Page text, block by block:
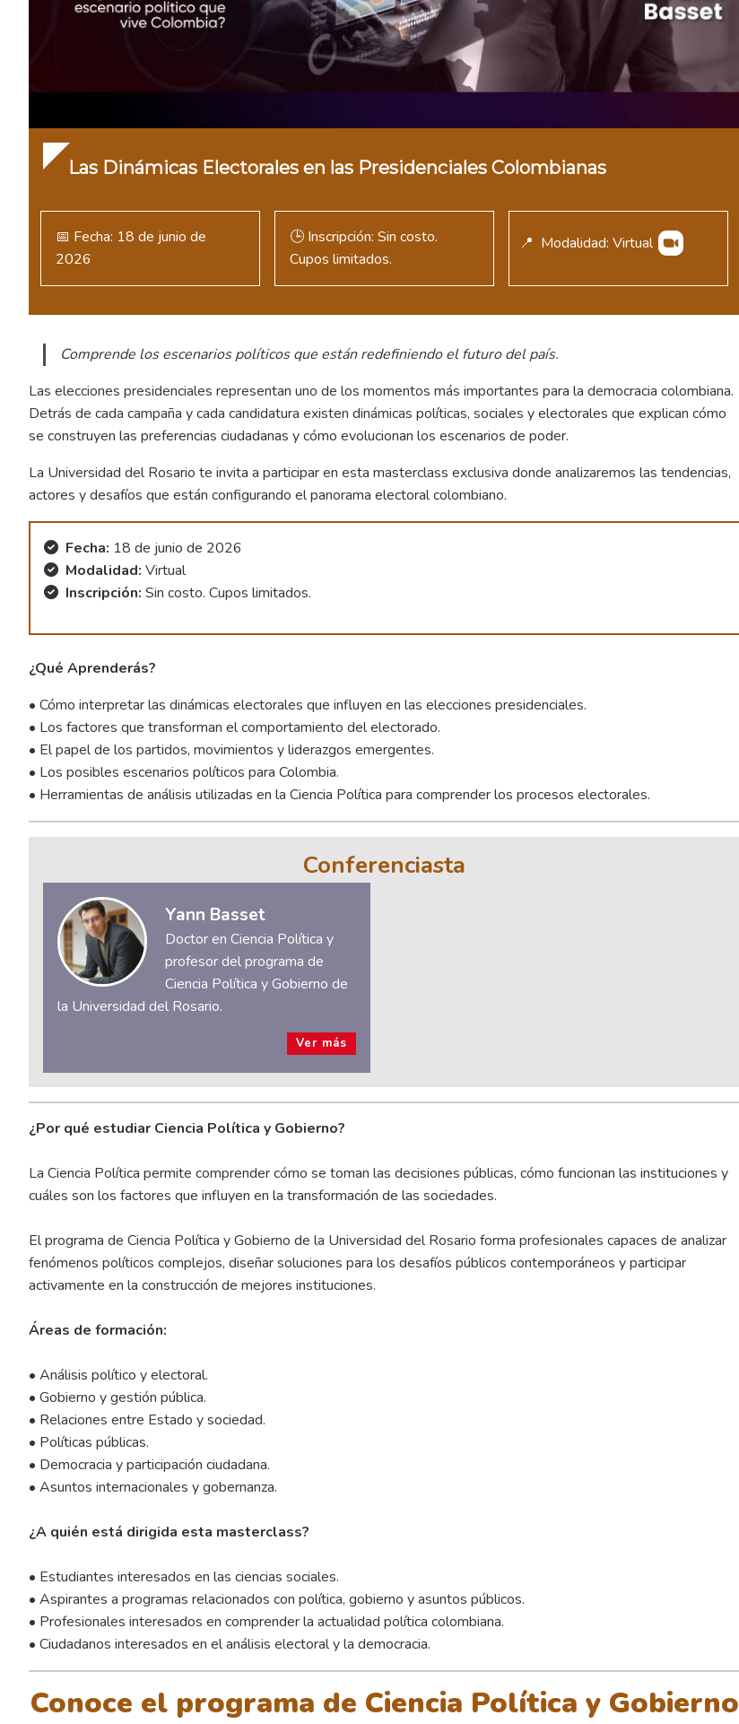
Las Dinámicas Electorales en las Presidenciales Colombianas
📅 Fecha: 18 de junio de
2026
🕒 Inscripción: Sin costo.
Cupos limitados.
📍 Modalidad: Virtual
Comprende los escenarios políticos que están redefiniendo el futuro del país.
Las elecciones presidenciales representan uno de los momentos más importantes para la democracia colombiana.
Detrás de cada campaña y cada candidatura existen dinámicas políticas, sociales y electorales que explican cómo
se construyen las preferencias ciudadanas y cómo evolucionan los escenarios de poder.
La Universidad del Rosario te invita a participar en esta masterclass exclusiva donde analizaremos las tendencias,
actores y desafíos que están configurando el panorama electoral colombiano.
Fecha: 18 de junio de 2026
Modalidad: Virtual
Inscripción:Sin costo. Cupos limitados.
¿Qué Aprenderás?
• Cómo interpretar las dinámicas electorales que influyen en las elecciones presidenciales.
• Los factores que transforman el comportamiento del electorado.
• El papel de los partidos, movimientos y liderazgos emergentes.
• Los posibles escenarios políticos para Colombia.
• Herramientas de análisis utilizadas en la Ciencia Política para comprender los procesos electorales.
Conferenciasta
Yann Basset
Doctor en Ciencia Política y
profesor del programa de
Ciencia Política y Gobierno de
la Universidad del Rosario.
Ver más
¿Por qué estudiar Ciencia Política y Gobierno?
La Ciencia Política permite comprender cómo se toman las decisiones públicas, cómo funcionan las instituciones y
cuáles son los factores que influyen en la transformación de las sociedades.
El programa de Ciencia Política y Gobierno de la Universidad del Rosario forma profesionales capaces de analizar
fenómenos políticos complejos, diseñar soluciones para los desafíos públicos contemporáneos y participar
activamente en la construcción de mejores instituciones.
Áreas de formación:
• Análisis político y electoral.
• Gobierno y gestión pública.
• Relaciones entre Estado y sociedad.
• Políticas públicas.
• Democracia y participación ciudadana.
• Asuntos internacionales y gobernanza.
¿A quién está dirigida esta masterclass?
• Estudiantes interesados en las ciencias sociales.
• Aspirantes a programas relacionados con política, gobierno y asuntos públicos.
• Profesionales interesados en comprender la actualidad política colombiana.
• Ciudadanos interesados en el análisis electoral y la democracia.
Conoce el programa de Ciencia Política y Gobierno